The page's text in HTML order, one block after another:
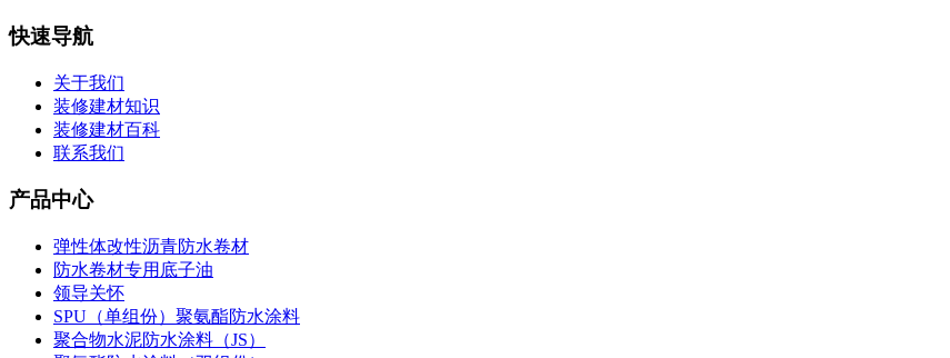
快速导航
关于我们
装修建材知识
装修建材百科
联系我们
产品中心
弹性体改性沥青防水卷材
防水卷材专用底子油
领导关怀
SPU（单组份）聚氨酯防水涂料
聚合物水泥防水涂料（JS）